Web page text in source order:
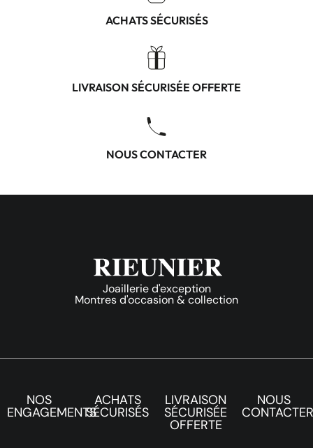
ACHATS SÉCURISÉS
LIVRAISON SÉCURISÉE OFFERTE
NOUS CONTACTER
Joaillerie d'exception
Montres d'occasion & collection
NOS
ENGAGEMENTS
ACHATS
SÉCURISÉS
LIVRAISON
SÉCURISÉE
OFFERTE
NOUS
CONTACTER